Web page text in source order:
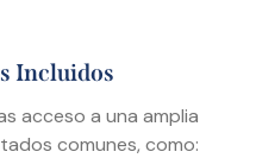
Incluidos
acceso a una amplia
comunes, como: